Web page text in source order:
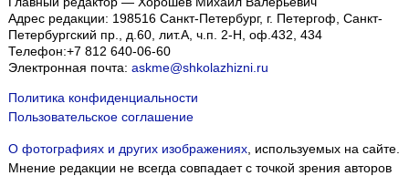
Адрес редакции: 198516 Санкт-Петербург, г. Петергоф Санкт-
Петербургский пр., д.60, лит.А, ч.п. 2-Н, оф.432, 434
Телефон:+7 812 640-06-60
Электронная почта: askme@shkolazhizni.ru
Политика конфиденциальности
Пользовательское соглашение
О фотографиях и других изображениях, используемых на сайте.
Мнение редакции не всегда совпадает с точкой зрения авторов